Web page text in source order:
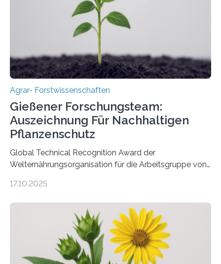
Agrar- Forstwissenschaften
Gießener Forschungsteam:
Auszeichnung Für Nachhaltigen
Pflanzenschutz
Global Technical Recognition Award der
Welternährungsorganisation für die Arbeitsgruppe von
Insektenbiotechnologie der JLU Insekten spielen eine
aber Krankheiten übertragen und der Landwirtschaft
und dem Gartenbau erhebliche Schäden zufügen. Es ist
daher entscheidend, Schadinsekten effektiv zu
bekämpfen, während gleichzeitig nützliche Insekten
erhalten bleiben. An der Justus-Liebig-Universität
17.10.2025